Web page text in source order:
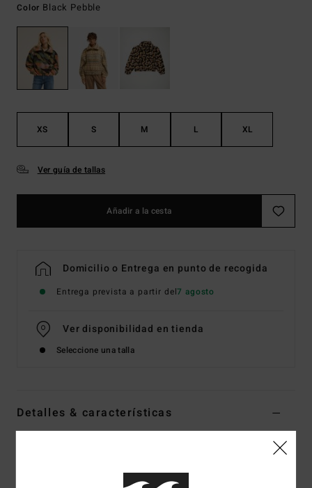
Color Black Pebble
XS S M L XL
Ver guía de tallas
Añadir a la cesta
Domicilio o Entrega en punto de recogida
Entrega prevista a partir del7 agosto
Ver disponibilidad en tienda
Seleccione una talla
Detalles & características